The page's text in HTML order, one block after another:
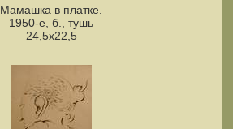
Мамашка в платке.
1950-е, б., тушь
24,5х22,5